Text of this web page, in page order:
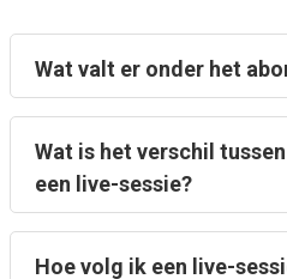
Wat valt er onder het
Wat is het verschil
een live-sessie?
Hoe volg ik een live-